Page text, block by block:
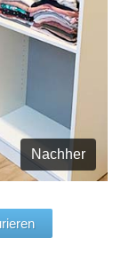
Nachher